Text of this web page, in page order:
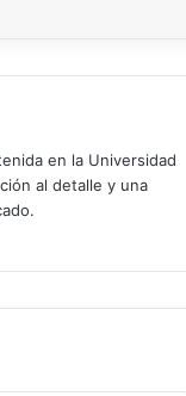
en la Universidad
al detalle y una